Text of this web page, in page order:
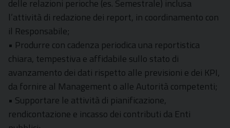
delle relazioni perioche (es. Semestrale) inclusa
l’attività di redazione dei report, in coordinamento con
il Responsabile;
• Produrre con cadenza periodica una reportistica
chiara, tempestiva e affidabile sullo stato di
avanzamento dei dati rispetto alle previsioni e dei KPI,
da fornire al Management o alle Autorità competenti;
• Supportare le attività di pianificazione,
rendicontazione e incasso dei contributi da Enti